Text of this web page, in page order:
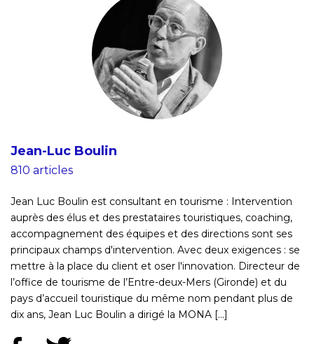
Jean-Luc Boulin
810 articles
Jean Luc Boulin est consultant en tourisme : Intervention
auprès des élus et des prestataires touristiques, coaching,
accompagnement des équipes et des directions sont ses
principaux champs d'intervention. Avec deux exigences : se
mettre à la place du client et oser l'innovation. Directeur de
l’office de tourisme de l’Entre-deux-Mers (Gironde) et du
pays d’accueil touristique du même nom pendant plus de
dix ans, Jean Luc Boulin a dirigé la MONA [...]